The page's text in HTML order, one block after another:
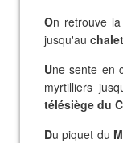
On retrouve
jusqu'au
Une sente en
myrtilliers
télésiège du
Du piquet du